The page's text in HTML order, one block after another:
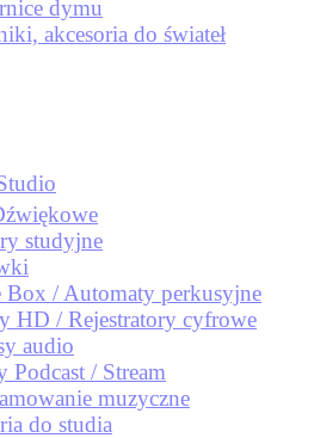
dymu
akcesoria do świateł
studyjne
Box / Automaty perkusyjne
HD / Rejestratory cyfrowe
audio
Podcast / Stream
muzyczne
do studia